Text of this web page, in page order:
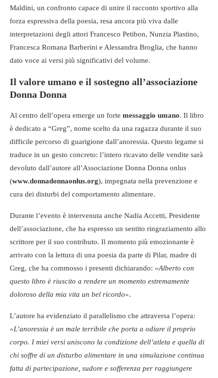
Maldini, un confronto capace di unire il racconto sportivo alla
forza espressiva della poesia, resa ancora più viva dalle
interpretazioni degli attori Francesco Petibon, Nunzia Plastino,
Francesca Romana Barberini e Alessandra Broglia, che hanno
dato voce ai versi più significativi del volume.
Il valore umano e il sostegno all’associazione
Donna Donna
Al centro dell’opera emerge un forte messaggio umano. Il libro
è dedicato a “Greg”, nome scelto da una ragazza durante il suo
difficile percorso di guarigione dall’anoressia. Questo legame si
traduce in un gesto concreto: l’intero ricavato delle vendite sarà
devoluto dall’autore all’Associazione Donna Donna onlus
(www.donnadonnaonlus.org), impegnata nella prevenzione e
cura dei disturbi del comportamento alimentare.
Durante l’evento è intervenuta anche Nadia Accetti, Presidente
dell’associazione, che ha espresso un sentito ringraziamento allo
scrittore per il suo contributo. Il momento più emozionante è
arrivato con la lettura di una poesia da parte di Pilar, madre di
Greg, che ha commosso i presenti dichiarando: «Alberto con
questo libro è riuscito a rendere un momento estremamente
doloroso della mia vita un bel ricordo».
L’autore ha evidenziato il parallelismo che attraversa l’opera:
«L’anoressia è un male terribile che porta a odiare il proprio
corpo. I miei versi uniscono la condizione dell’atleta e quella di
chi soffre di un disturbo alimentare in una simulazione continua
fatta di partecipazione, sudore e sofferenza per raggiungere